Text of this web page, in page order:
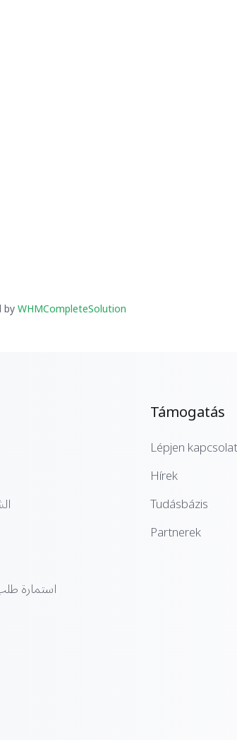
byWHMCompleteSolution
استمارة
Támogatás
Lépjen
Hírek
Tudásbázis
Partnerek